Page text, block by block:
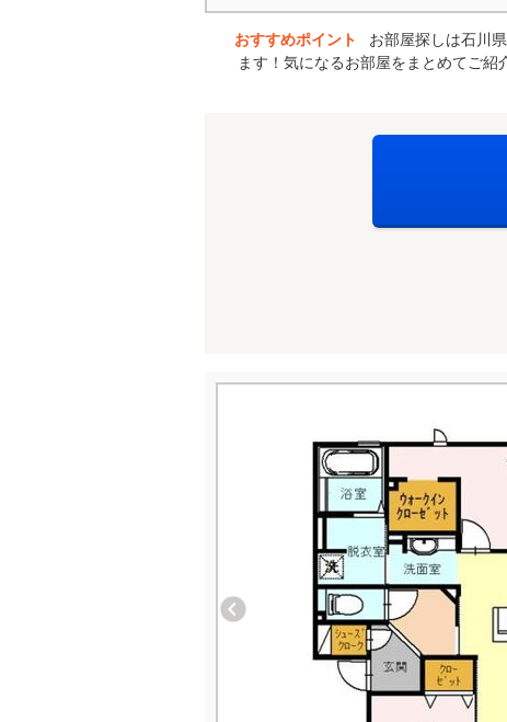
おすすめポイント
お部屋探しは石川
ます！気になるお部屋をまとめてご